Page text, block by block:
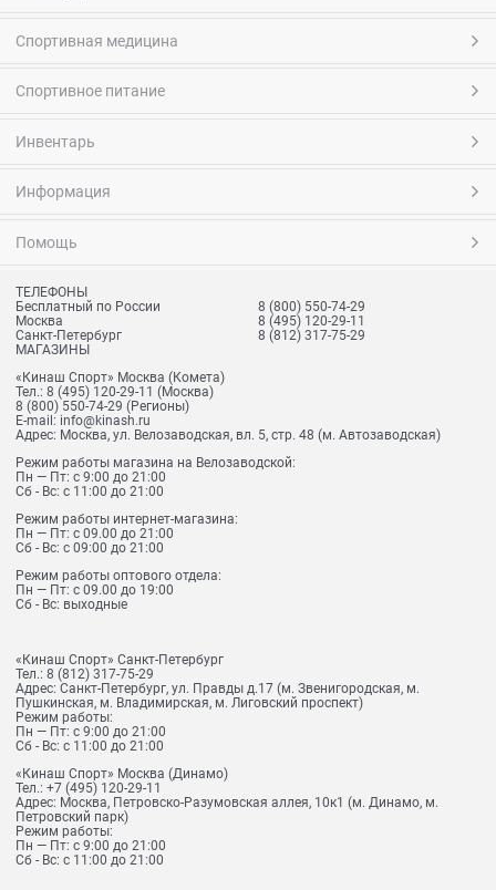
Спортивная медицина
Спортивное питание
Инвентарь
Информация
Помощь
ТЕЛЕФОНЫ
Бесплатный по России
8 (800) 550-74-29
Москва
8 (495) 120-29-11
Санкт-Петербург
8 (812) 317-75-29
МАГАЗИНЫ
«Кинаш Спорт» Москва (Комета)
Тел.: 8 (495) 120-29-11 (Москва)
8 (800) 550-74-29 (Регионы)
E-mail: info@kinash.ru
Адрес: Москва, ул. Велозаводская, вл. 5, стр. 48 (м. Автозаводская)
Режим работы магазина на Велозаводской:
Пн — Пт: с 9:00 до 21:00
Сб - Вс: с 11:00 до 21:00
Режим работы интернет-магазина:
Пн — Пт: с 09.00 до 21:00
Сб - Вс: с 09:00 до 21:00
Режим работы оптового отдела:
Пн — Пт: с 09.00 до 19:00
Сб - Вс: выходные
«Кинаш Спорт» Санкт-Петербург
Тел.: 8 (812) 317-75-29
Адрес: Санкт-Петербург, ул. Правды д.17 (м. Звенигородская, м.
Пушкинская, м. Владимирская, м. Лиговский проспект)
Режим работы:
Пн — Пт: с 9:00 до 21:00
Сб - Вс: с 11:00 до 21:00
«Кинаш Спорт» Москва (Динамо)
Тел.: +7 (495) 120-29-11
Адрес: Москва, Петровско-Разумовская аллея, 10к1 (м. Динамо, м.
Петровский парк)
Режим работы:
Пн — Пт: с 9:00 до 21:00
Сб - Вс: с 11:00 до 21:00